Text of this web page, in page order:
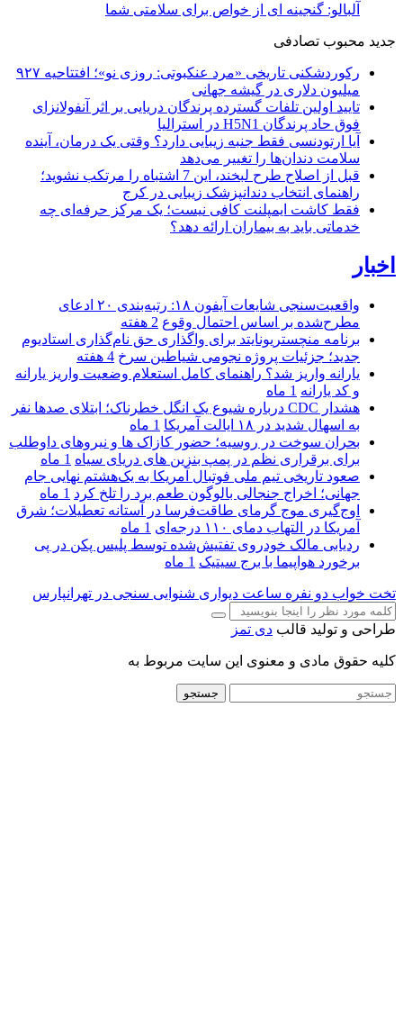
آلبالو: گنجینه ای از خواص برای سلامتی شما
جدید محبوب تصادفی
رکوردشکنی تاریخی «مرد عنکبوتی: روزی نو»؛ افتتاحیه ۹۲۷
میلیون دلاری در گیشه جهانی
تایید اولین تلفات گسترده پرندگان دریایی بر اثر آنفولانزای
فوق حاد پرندگان H5N1 در استرالیا
آیا ارتودنسی فقط جنبه زیبایی دارد؟ وقتی یک درمان، آینده
سلامت دندان‌ها را تغییر می‌دهد
قبل از اصلاح طرح لبخند، این 7 اشتباه را مرتکب نشوید؛
راهنمای انتخاب دندانپزشک زیبایی در کرج
فقط کاشت ایمپلنت کافی نیست؛ یک مرکز حرفه‌ای چه
خدماتی باید به بیماران ارائه دهد؟
اخبار
واقعیت‌سنجی شایعات آیفون ۱۸: رتبه‌بندی ۲۰ ادعای
مطرح‌شده بر اساس احتمال وقوع 2 هفته
برنامه منچستریونایتد برای واگذاری حق نام‌گذاری استادیوم
جدید؛ جزئیات پروژه نجومی شیاطین سرخ 4 هفته
یارانه واریز شد؟ راهنمای کامل استعلام وضعیت واریز یارانه
و کد یارانه 1 ماه
هشدار CDC درباره شیوع یک انگل خطرناک؛ ابتلای صدها نفر
به اسهال شدید در ۱۸ ایالت آمریکا
1 ماه
بحران سوخت در روسیه؛ حضور کازاک‌ ها و نیروهای داوطلب
برای برقراری نظم در پمپ بنزین‌ های دریای سیاه 1 ماه
صعود تاریخی تیم ملی فوتبال آمریکا به یک‌هشتم نهایی جام
جهانی؛ اخراج جنجالی بالوگون طعم برد را تلخ کرد 1 ماه
اوج‌گیری موج گرمای طاقت‌فرسا در آستانه تعطیلات؛ شرق
آمریکا در التهاب دمای ۱۱۰ درجه‌ای
1 ماه
ردیابی مالک خودروی تفتیش‌شده توسط پلیس پکن در پی
برخورد هواپیما با برج سیتیک 1 ماه
تخت خواب دو نفره ساعت دیواری شنوایی سنجی در تهرانپارس
طراحی و تولید قالب دی تمز
کلیه حقوق مادی و معنوی این سایت مربوط به
جستجو